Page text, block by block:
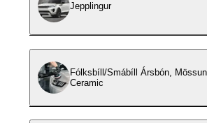
Jepplingur
Fólksbíll/Smábíll Ársbón,
Ceramic